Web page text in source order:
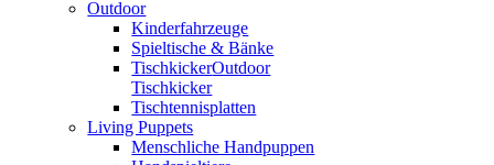
Outdoor
Kinderfahrzeuge
Spieltische & Bänke
TischkickerOutdoor
Tischkicker
Tischtennisplatten
Living Puppets
Menschliche Handpuppen